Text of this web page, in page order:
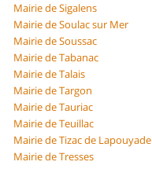
Mairie de Sigalens
Mairie de Soulac sur Mer
Mairie de Soussac
Mairie de Tabanac
Mairie de Talais
Mairie de Targon
Mairie de Tauriac
Mairie de Teuillac
Mairie de Tizac de Lapouyade
Mairie de Tresses